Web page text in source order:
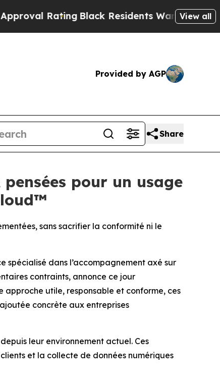
Black Residents Warned of AbusiveView all
Provided by AGP
Share
pour un usage
sans sacrifier la conformité ni le
dans l’accompagnement axé sur
contraints, annonce ce jour
approche utile, responsable et conforme, ces
concrète aux entreprises
leur environnement actuel. Ces
et la collecte de données numériques